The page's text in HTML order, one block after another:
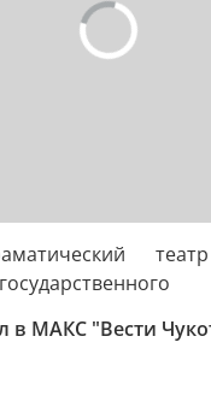
в МАКС "Вести